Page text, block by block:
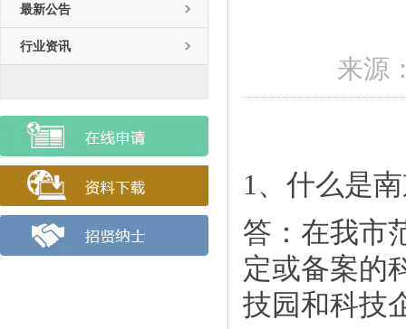
最新公告
行业资讯
来源
1、什么是
答：在我市
定或备案的
技园和科技